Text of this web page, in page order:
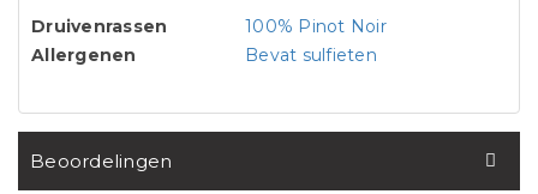
Druivenrassen
100% Pinot Noir
Allergenen
Bevat sulfieten
Beoordelingen